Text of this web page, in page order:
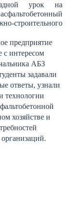
урок на
предприятие
с интересом
АБЗ
задавали
ответы, узнали
технологии
хозяйстве и
.